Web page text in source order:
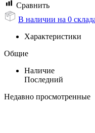
Сравнить
В наличии на 0
Характеристики
Общие
Наличие
Последний
Недавно просмотренные